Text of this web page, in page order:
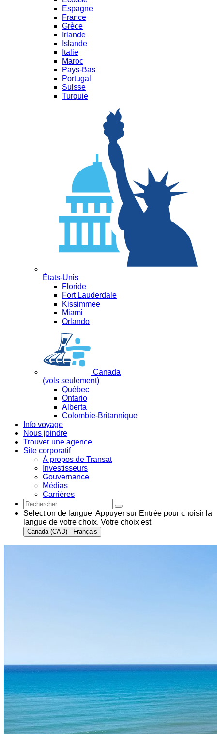
Espagne
France
Grèce
Irlande
Islande
Italie
Maroc
Pays-Bas
Portugal
Suisse
Turquie
États-Unis
Floride
Fort Lauderdale
Kissimmee
Miami
Orlando
Canada
(vols seulement)
Québec
Ontario
Alberta
Colombie-Britannique
Info voyage
Nous joindre
Trouver une agence
Site corporatif
À propos de Transat
Investisseurs
Gouvernance
Médias
Carrières
Sélection de langue. Appuyer sur Entrée pour choisir la
langue de votre choix. Votre choix est
Canada (CAD) - Français